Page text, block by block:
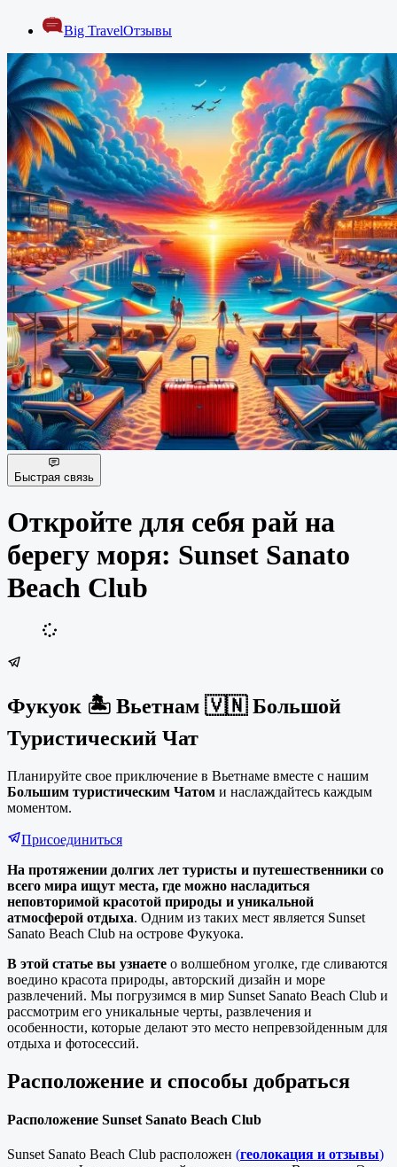
Big TravelОтзывы
Быстрая связь
Откройте для себя рай на
берегу моря: Sunset Sanato
Beach Club
Фукуок 🏝 Вьетнам 🇻🇳 Большой
Туристический Чат
Планируйте свое приключение в Вьетнаме вместе с нашим
Большим туристическим Чатом и наслаждайтесь каждым
моментом.
Присоединиться
На протяжении долгих лет туристы и путешественники со
всего мира ищут места, где можно насладиться
неповторимой красотой природы и уникальной
атмосферой отдыха. Одним из таких мест является Sunset
Sanato Beach Club на острове Фукуока.
В этой статье вы узнаете о волшебном уголке, где сливаются
воедино красота природы, авторский дизайн и море
развлечений. Мы погрузимся в мир Sunset Sanato Beach Club и
рассмотрим его уникальные черты, развлечения и
особенности, которые делают это место непревзойденным для
отдыха и фотосессий.
Расположение и способы добраться
Расположение Sunset Sanato Beach Club
Sunset Sanato Beach Club расположен (геолокация и отзывы)